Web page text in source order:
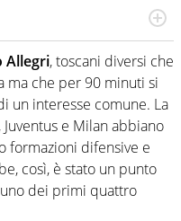
la tesi di laurea sugli stadi
filo conduttore
Per Virgilio
scandaglia l'universo
Allegri, toscani diversi che
ma che per 90 minuti si
un interesse comune. La
e Milan abbiano
formazioni difensive e
così, è stato un punto
dei primi quattro